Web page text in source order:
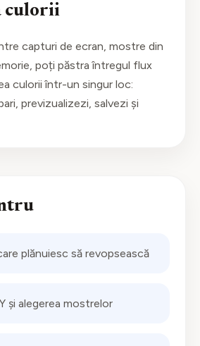
culorii
capturi de ecran, mostre din
poți păstra întregul flux
culorii într-un singur loc:
previzualizezi, salvezi și
plănuiesc să revopsească
și alegerea mostrelor